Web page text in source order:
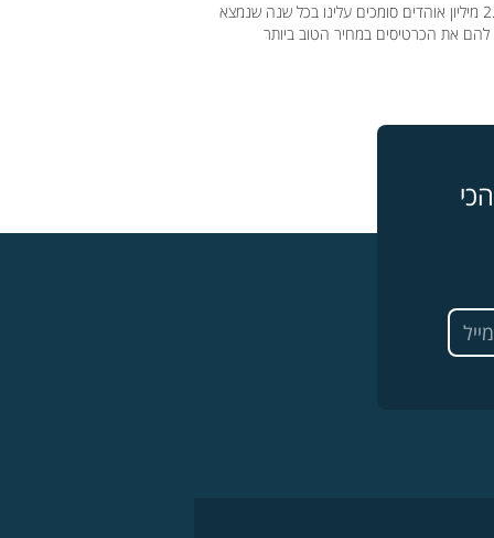
מעל 2.5 מיליון אוהדים סומכים עלינו בכל שנה שנמצא
להם את הכרטיסים במחיר הטוב ביותר